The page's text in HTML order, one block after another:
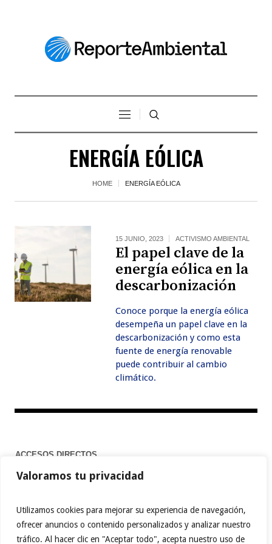
Valoramos tu privacidad
Utilizamos cookies para mejorar su experiencia de navegación,
ofrecer anuncios o contenido personalizados y analizar nuestro
tráfico. Al hacer clic en "Aceptar todo", acepta nuestro uso de
ENERGÍA EÓLICA
HOME ENERGÍA EÓLICA
15 JUNIO, 2023 ACTIVISMO AMBIENTAL
El papel clave de la
energía eólica en la
descarbonización
Conoce porque la energía eólica
desempeña un papel clave en la
descarbonización y como esta
fuente de energía renovable
puede contribuir al cambio
climático.
ACCESOS DIRECTOS
Home